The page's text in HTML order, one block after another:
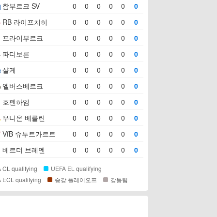
함부르크 SV 0 0 0 0 0 0
RB 라이프치히 0 0 0 0 0 0
프라이부르크 0 0 0 0 0 0
파더보른 0 0 0 0 0 0
샬케 0 0 0 0 0 0
엘버스베르크 0 0 0 0 0 0
호펜하임 0 0 0 0 0 0
우니온 베를린 0 0 0 0 0 0
VfB 슈투트가르트 0 0 0 0 0 0
베르더 브레멘 0 0 0 0 0 0
CL qualifying
UEFA EL qualifying
ECL qualifying
승강 플레이오프 강등팀